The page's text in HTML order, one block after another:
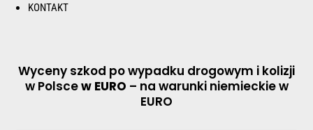
KONTAKT
Wyceny szkod po wypadku drogowym i kolizji
w Polscew EURO – na warunki niemieckie w
EURO